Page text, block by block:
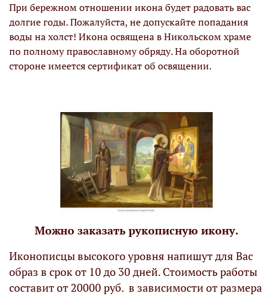
При бережном отношении икона будет радовать вас
долгие годы. Пожалуйста, не допускайте попадания
воды на холст! Икона освящена в Никольском храме
по полному православному обряду. На оборотной
стороне имеется сертификат об освящении.
Можно заказать рукописную икону.
Иконописцы высокого уровня напишут для Вас
образ в срок от 10 до 30 дней. Стоимость работы
составит от 20000 руб. в зависимости от размера